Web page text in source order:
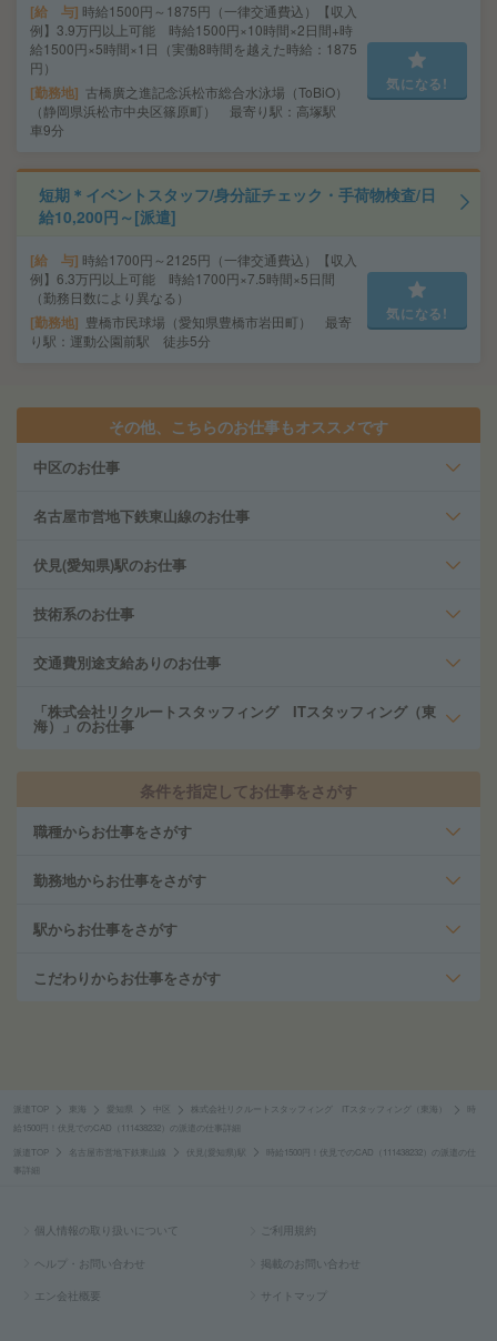
給 与 時給1500円～1875円（一律交通費込）【収入
例】3.9万円以上可能 時給1500円×10時間×2日間+時
給1500円×5時間×1日（実働8時間を越えた時給：1875
円）
勤務地
古橋廣之進記念浜松市総合水泳場（ToBiO）
（静岡県浜松市中央区篠原町） 最寄り駅：高塚駅
車9分
気になる!
短期＊イベントスタッフ/身分証チェック・手荷物検査/日
給10,200円～[派遣]
給 与 時給1700円～2125円（一律交通費込）【収入
例】6.3万円以上可能 時給1700円×7.5時間×5日間
（勤務日数により異なる）
勤務地
豊橋市民球場（愛知県豊橋市岩田町） 最寄
り駅：運動公園前駅 徒歩5分
気になる!
その他、こちらのお仕事もオススメです
中区のお仕事
名古屋市営地下鉄東山線のお仕事
伏見(愛知県)駅のお仕事
技術系のお仕事
交通費別途支給ありのお仕事
「株式会社リクルートスタッフィング ITスタッフィング（東
海）」のお仕事
条件を指定してお仕事をさがす
職種からお仕事をさがす
勤務地からお仕事をさがす
駅からお仕事をさがす
こだわりからお仕事をさがす
派遣TOP 東海 愛知県 中区 株式会社リクルートスタッフィング ITスタッフィング（東海）
時
給1500円！伏見でのCAD（111438232）の派遣の仕事詳細
派遣TOP 名古屋市営地下鉄東山線 伏見(愛知県)駅
時給1500円！伏見でのCAD（111438232）の派遣の仕
事詳細
個人情報の取り扱いについて ご利用規約
ヘルプ・お問い合わせ 掲載のお問い合わせ
エン会社概要 サイトマップ